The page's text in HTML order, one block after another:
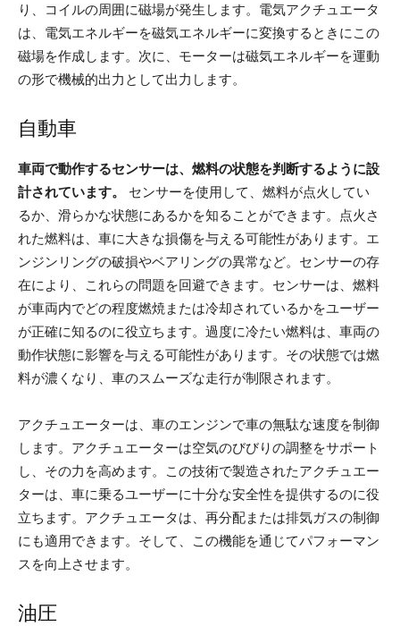
り、コイルの周囲に磁場が発生します。電気アクチュエータ
は、電気エネルギーを磁気エネルギーに変換するときにこの
磁場を作成します。次に、モーターは磁気エネルギーを運動
の形で機械的出力として出力します。
自動車
車両で動作するセンサーは、燃料の状態を判断するように設
計されています。
センサーを使用して、燃料が点火してい
るか、滑らかな状態にあるかを知ることができます。点火さ
れた燃料は、車に大きな損傷を与える可能性があります。エ
ンジンリングの破損やベアリングの異常など。センサーの存
在により、これらの問題を回避できます。センサーは、燃料
が車両内でどの程度燃焼または冷却されているかをユーザー
が正確に知るのに役立ちます。過度に冷たい燃料は、車両の
動作状態に影響を与える可能性があります。その状態では燃
料が濃くなり、車のスムーズな走行が制限されます。
アクチュエーターは、車のエンジンで車の無駄な速度を制御
します。アクチュエーターは空気のびびりの調整をサポート
し、その力を高めます。この技術で製造されたアクチュエー
ターは、車に乗るユーザーに十分な安全性を提供するのに役
立ちます。アクチュエータは、再分配または排気ガスの制御
にも適用できます。そして、この機能を通じてパフォーマン
スを向上させます。
油圧